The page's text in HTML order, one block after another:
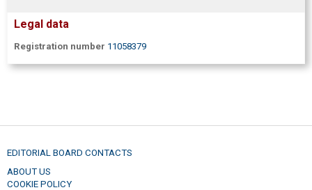
Legal data
Registration number 11058379
EDITORIAL BOARD CONTACTS
ABOUT US
COOKIE POLICY